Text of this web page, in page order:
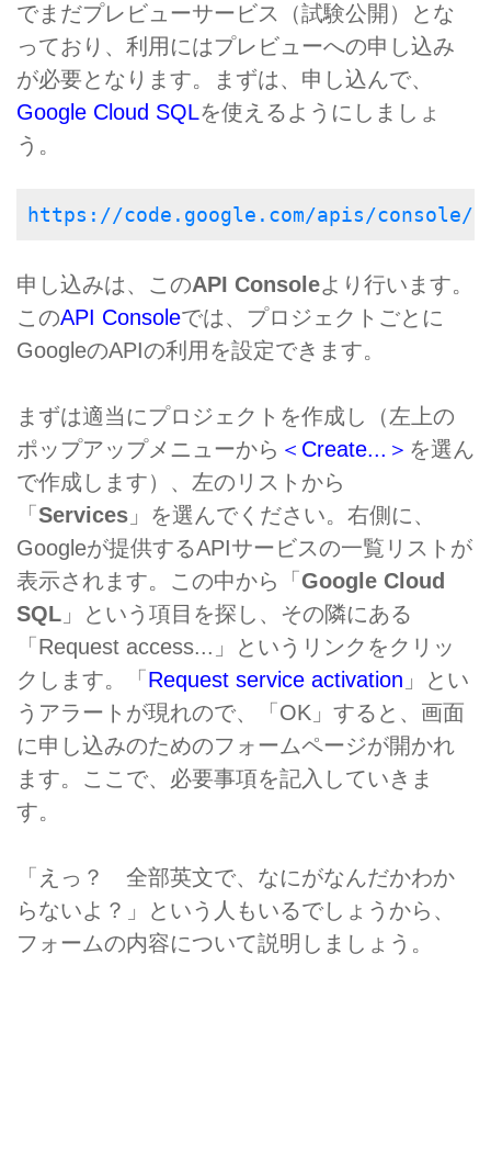
でまだプレビューサービス（試験公開）とな
っており、利用にはプレビューへの申し込み
が必要となります。まずは、申し込んで、
Google Cloud SQLを使えるようにしましょ
う。
https://code.google.com/apis/console/
申し込みは、このAPI Consoleより行います。
このAPI Consoleでは、プロジェクトごとに
GoogleのAPIの利用を設定できます。
まずは適当にプロジェクトを作成し（左上の
ポップアップメニューから ＜Create...＞ を選ん
で作成します）、左のリストから
「 Services 」を選んでください。右側に、
Googleが提供するAPIサービスの一覧リストが
表示されます。この中から「 Google Cloud
SQL 」という項目を探し、その隣にある
「Request access...」というリンクをクリッ
クします。「 Request service activation 」とい
うアラートが現れので、「OK」すると、画面
に申し込みのためのフォームページが開かれ
ます。ここで、必要事項を記入していきま
す。
「えっ？ 全部英文で、なにがなんだかわか
らないよ？」という人もいるでしょうから、
フォームの内容について説明しましょう。